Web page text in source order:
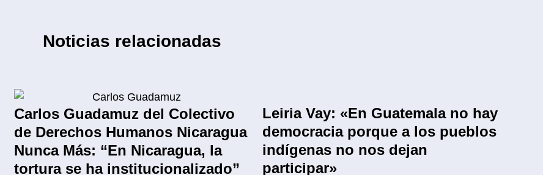
Noticias relacionadas
Carlos Guadamuz del Colectivo
de Derechos Humanos Nicaragua
Nunca Más: “En Nicaragua, la
tortura se ha institucionalizado”
Leiria Vay: «En Guatemala no hay
democracia porque a los pueblos
indígenas no nos dejan
participar»